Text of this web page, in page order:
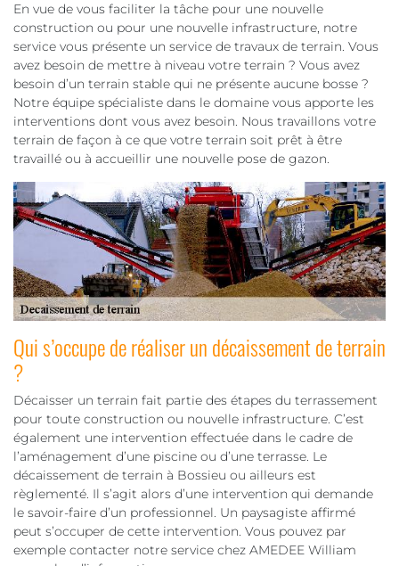
En vue de vous faciliter la tâche pour une nouvelle
construction ou pour une nouvelle infrastructure, notre
service vous présente un service de travaux de terrain. Vous
avez besoin de mettre à niveau votre terrain ? Vous avez
besoin d’un terrain stable qui ne présente aucune bosse ?
Notre équipe spécialiste dans le domaine vous apporte les
interventions dont vous avez besoin. Nous travaillons votre
terrain de façon à ce que votre terrain soit prêt à être
travaillé ou à accueillir une nouvelle pose de gazon.
Qui s’occupe de réaliser un décaissement de terrain
?
Décaisser un terrain fait partie des étapes du terrassement
pour toute construction ou nouvelle infrastructure. C’est
également une intervention effectuée dans le cadre de
l’aménagement d’une piscine ou d’une terrasse. Le
décaissement de terrain à Bossieu ou ailleurs est
règlementé. Il s’agit alors d’une intervention qui demande
le savoir-faire d’un professionnel. Un paysagiste affirmé
peut s’occuper de cette intervention. Vous pouvez par
exemple contacter notre service chez AMEDEE William